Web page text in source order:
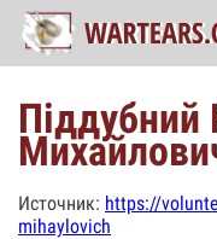
Піддубний
Источник: https://
mihaylovich